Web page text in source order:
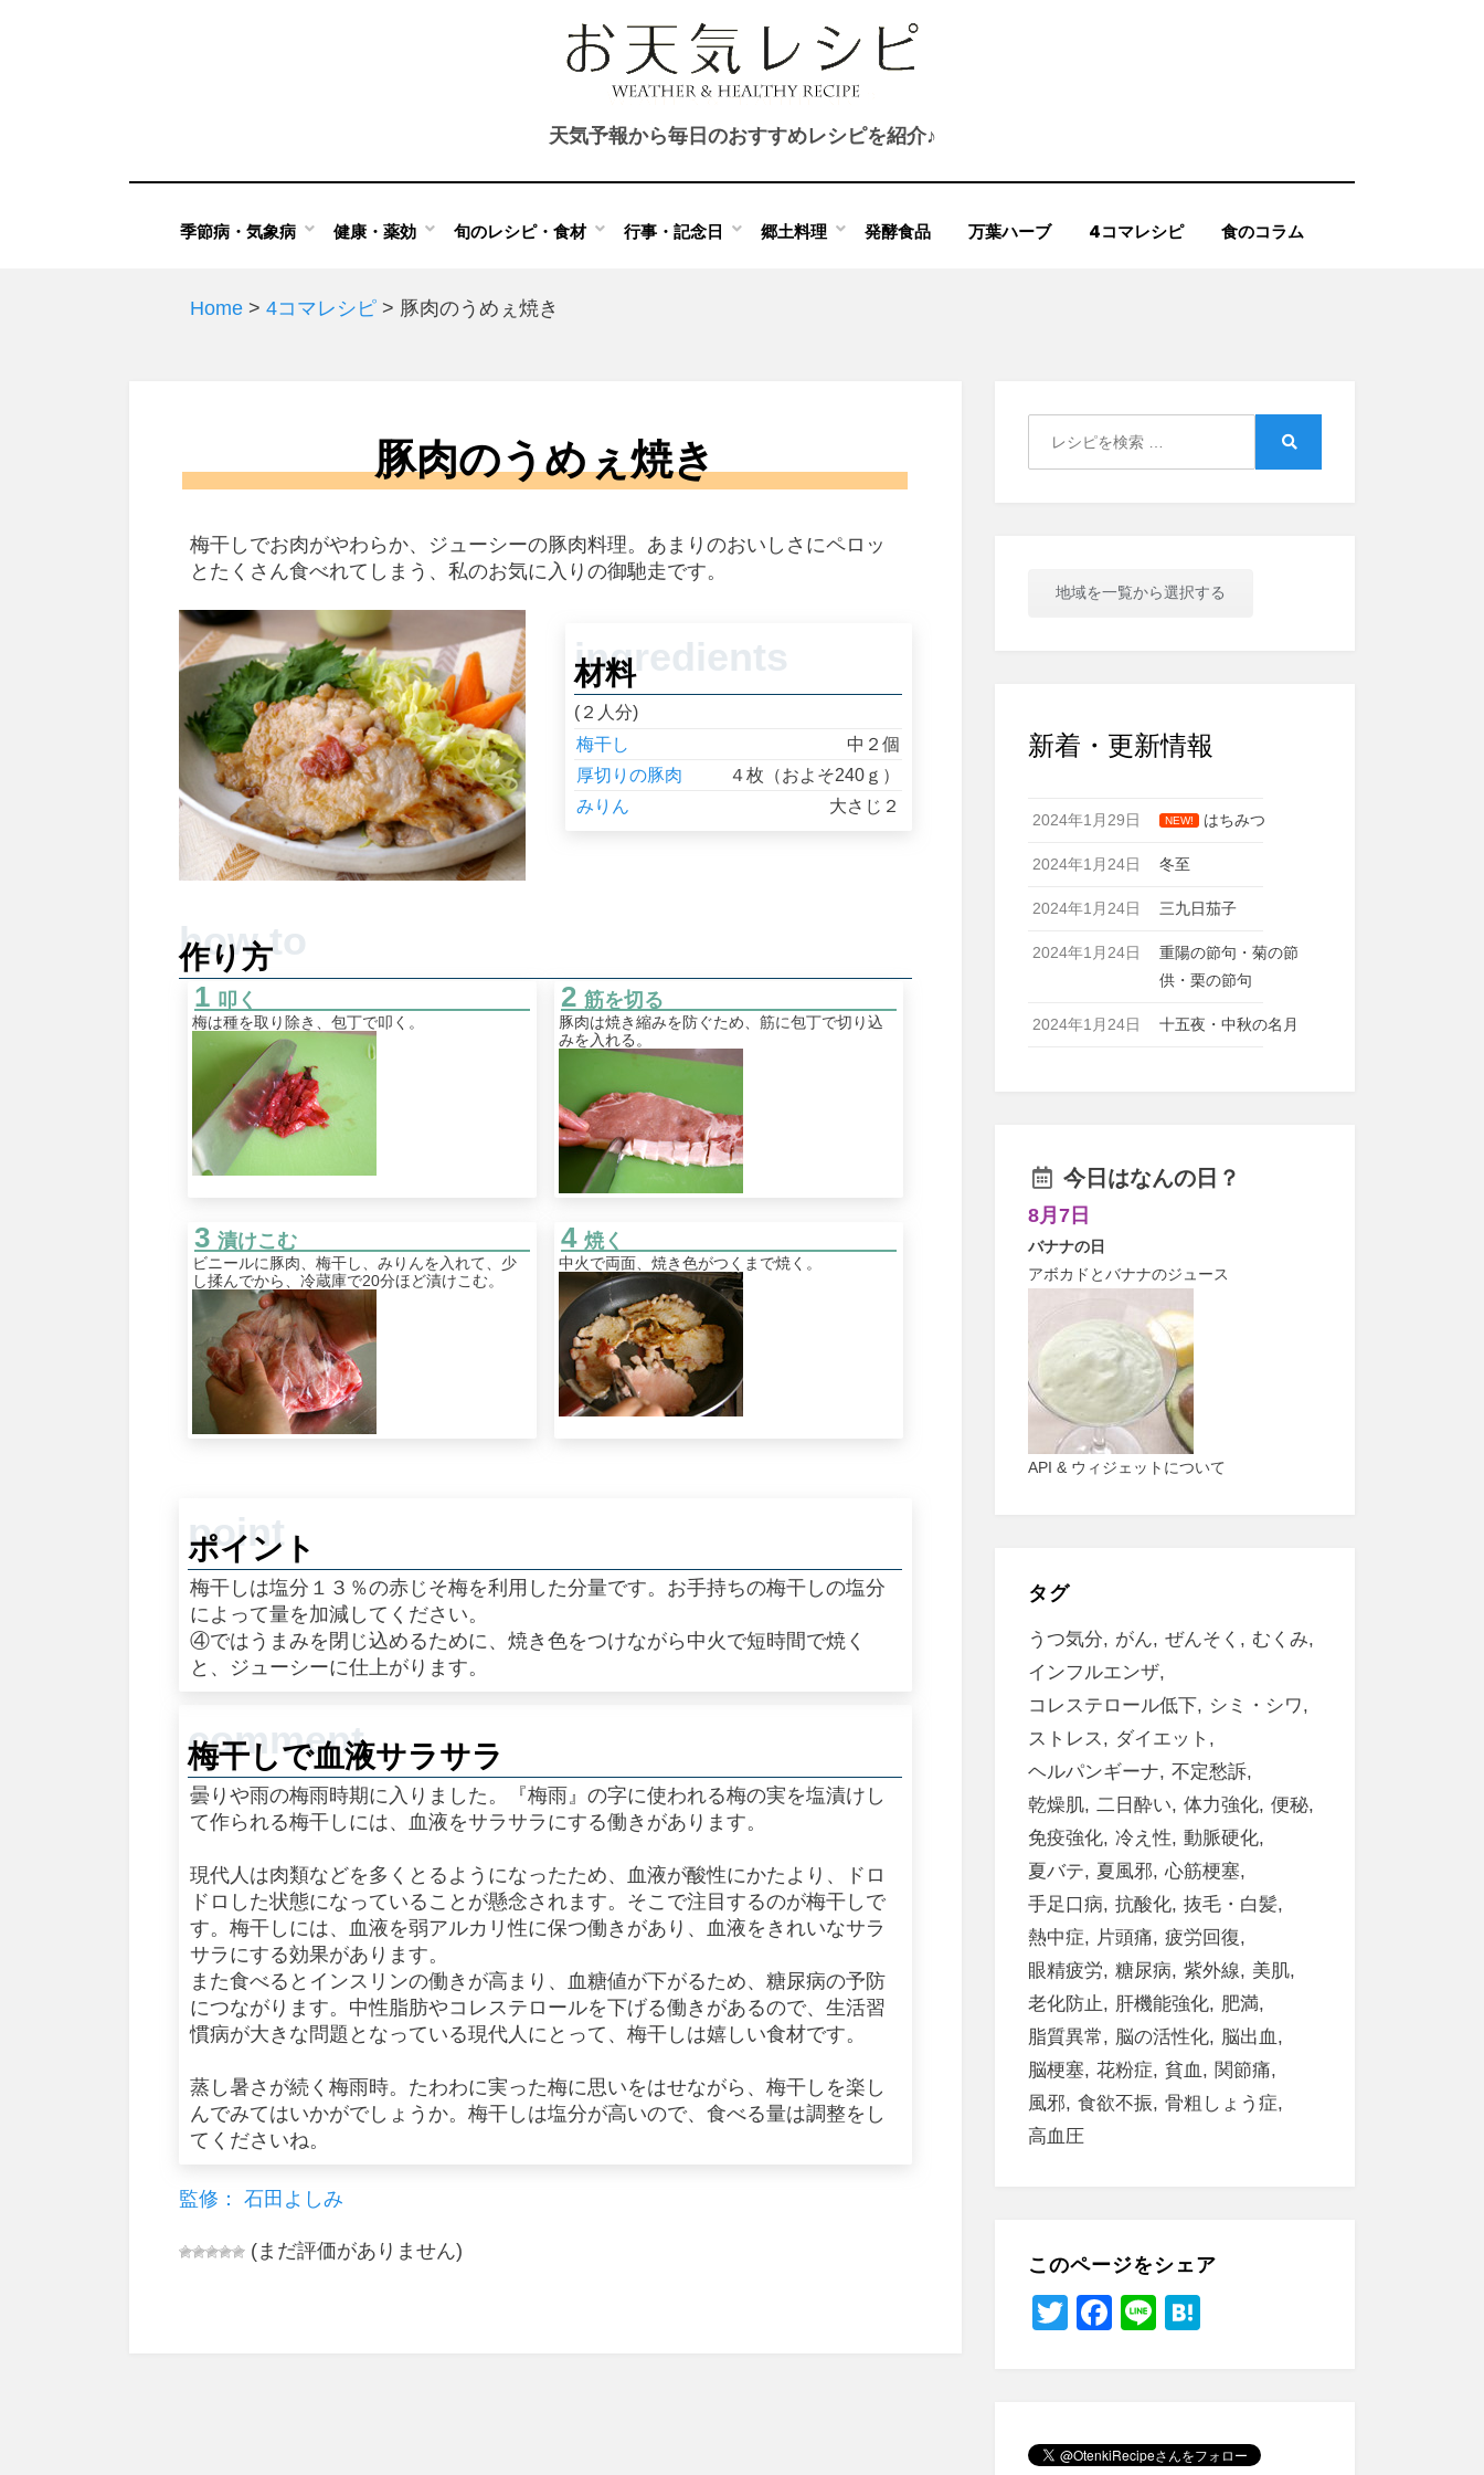
天気予報から毎日のおすすめレシピを紹介♪
季節病・気象病 健康・薬効 旬のレシピ・食材 行事・記念日 郷土料理 発酵食品 万葉ハーブ 4コマレシピ 食のコラム
Home > 4コマレシピ > 豚肉のうめぇ焼き
豚肉のうめぇ焼き
梅干しでお肉がやわらか、ジューシーの豚肉料理。あまりのおいしさにペロッ
とたくさん食べれてしまう、私のお気に入りの御馳走です。
材料
(２人分)
梅干し
中２個
厚切りの豚肉
４枚（およそ240ｇ）
みりん
大さじ２
作り方
叩く
梅は種を取り除き、包丁で叩く。
筋を切る
豚肉は焼き縮みを防ぐため、筋に包丁で切り込
みを入れる。
漬けこむ
ビニールに豚肉、梅干し、みりんを入れて、少
し揉んでから、冷蔵庫で20分ほど漬けこむ。
焼く
中火で両面、焼き色がつくまで焼く。
ポイント
梅干しは塩分１３％の赤じそ梅を利用した分量です。お手持ちの梅干しの塩分
によって量を加減してください。
④ではうまみを閉じ込めるために、焼き色をつけながら中火で短時間で焼く
と、ジューシーに仕上がります。
梅干しで血液サラサラ
曇りや雨の梅雨時期に入りました。『梅雨』の字に使われる梅の実を塩漬けし
て作られる梅干しには、血液をサラサラにする働きがあります。
現代人は肉類などを多くとるようになったため、血液が酸性にかたより、ドロ
ドロした状態になっていることが懸念されます。そこで注目するのが梅干しで
す。梅干しには、血液を弱アルカリ性に保つ働きがあり、血液をきれいなサラ
サラにする効果があります。
また食べるとインスリンの働きが高まり、血糖値が下がるため、糖尿病の予防
につながります。中性脂肪やコレステロールを下げる働きがあるので、生活習
慣病が大きな問題となっている現代人にとって、梅干しは嬉しい食材です。
蒸し暑さが続く梅雨時。たわわに実った梅に思いをはせながら、梅干しを楽し
んでみてはいかがでしょうか。梅干しは塩分が高いので、食べる量は調整をし
てくださいね。
監修： 石田よしみ
(まだ評価がありません)
地域を一覧から選択する
新着・更新情報
2024年1月29日 NEW! はちみつ
2024年1月24日 冬至
2024年1月24日 三九日茄子
2024年1月24日
重陽の節句・菊の節
供・栗の節句
2024年1月24日 十五夜・中秋の名月
今日はなんの日？
8月7日
バナナの日
アボカドとバナナのジュース
API & ウィジェットについて
タグ
うつ気分 がん ぜんそく
むくみ
インフルエンザ
コレステロール低下
シミ・シワ
ストレス
ダイエット
ヘルパンギーナ
不定愁訴
乾燥肌 二日酔い 体力強化 便秘
免疫強化 冷え性
動脈硬化
夏バテ
夏風邪
心筋梗塞
手足口病
抗酸化 抜毛・白髪
熱中症
片頭痛
疲労回復
眼精疲労
糖尿病 紫外線
美肌
老化防止
肝機能強化
肥満
脂質異常
脳の活性化
脳出血
脳梗塞
花粉症 貧血
関節痛
風邪
食欲不振
骨粗しょう症
高血圧
このページをシェア
T
F
b
Li
a